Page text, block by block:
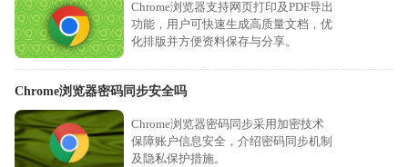
Chrome浏览器支持网页打印及PDF导出
功能，用户可快速生成高质量文档，优
化排版并方便资料保存与分享。
Chrome浏览器密码同步安全吗
Chrome浏览器密码同步采用加密技术
保障账户信息安全，介绍密码同步机制
及隐私保护措施。